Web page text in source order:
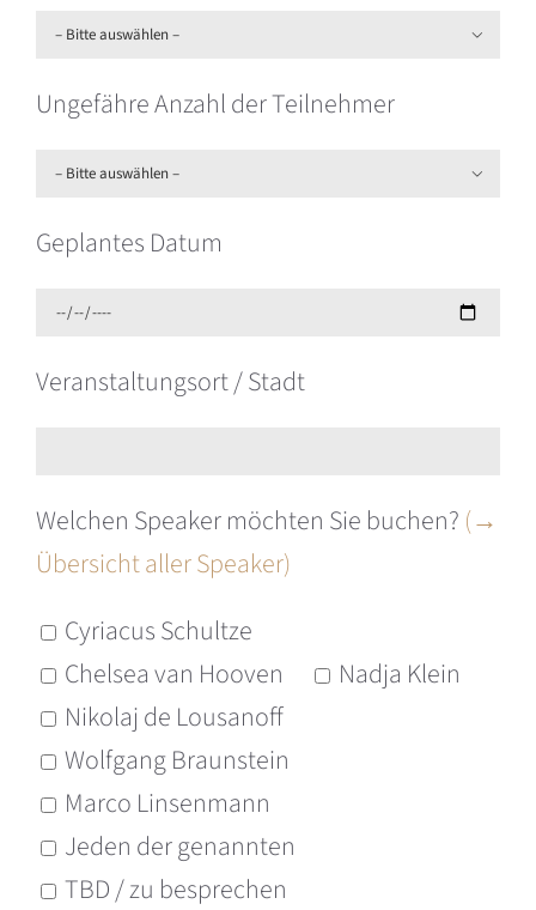

Ungefähre Anzahl der Teilnehmer

Geplantes Datum
Veranstaltungsort / Stadt
Bitte lasse dieses Feld leer.
Welchen Speaker möchten Sie buchen? (→
Übersicht aller Speaker)
Cyriacus Schultze
Chelsea van Hooven
Nadja Klein
Nikolaj de Lousanoff
Wolfgang Braunstein
Marco Linsenmann
Jeden der genannten
TBD / zu besprechen